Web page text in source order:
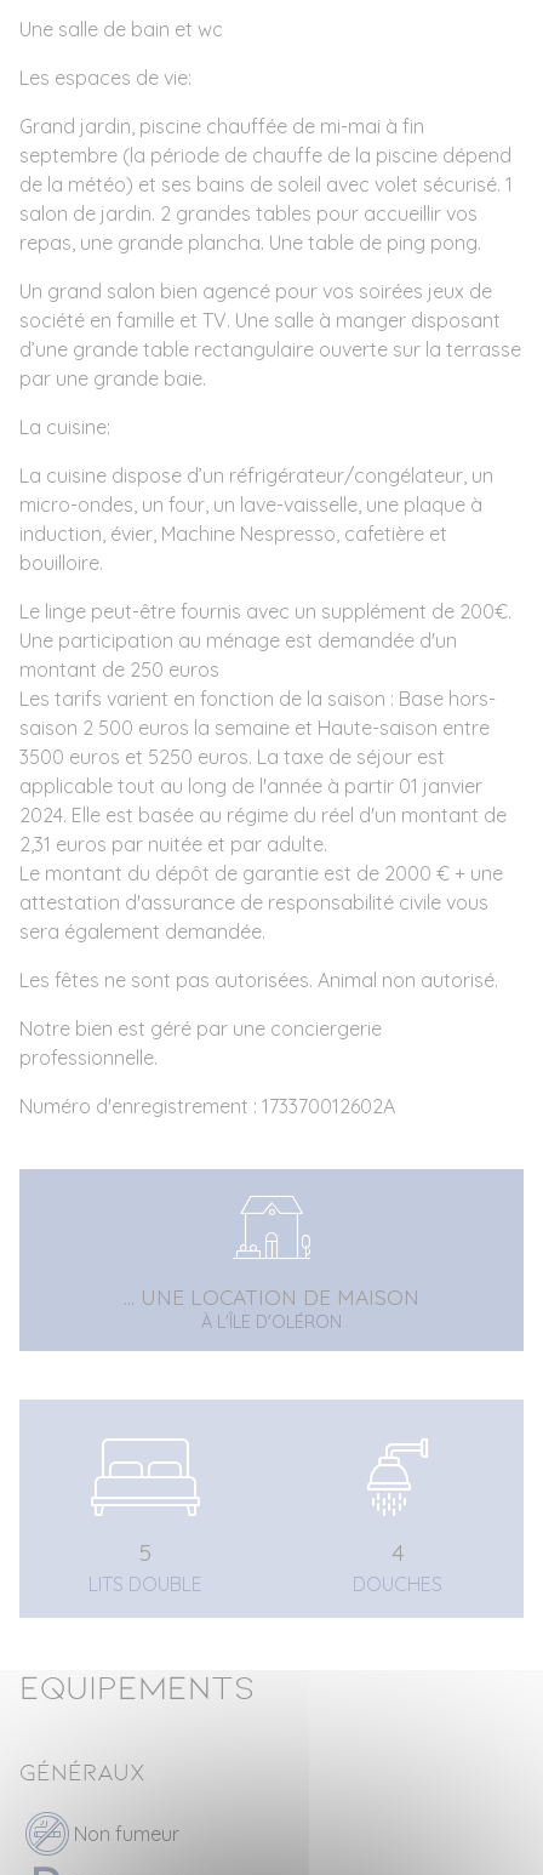
Une salle de bain et wc
Les espaces de vie:
Grand jardin, piscine chauffée de mi-mai à fin
septembre (la période de chauffe de la piscine dépend
de la météo) et ses bains de soleil avec volet sécurisé. 1
salon de jardin. 2 grandes tables pour accueillir vos
repas, une grande plancha. Une table de ping pong.
Un grand salon bien agencé pour vos soirées jeux de
société en famille et TV. Une salle à manger disposant
d’une grande table rectangulaire ouverte sur la terrasse
par une grande baie.
La cuisine:
La cuisine dispose d’un réfrigérateur/congélateur, un
micro-ondes, un four, un lave-vaisselle, une plaque à
induction, évier, Machine Nespresso, cafetière et
bouilloire.
Le linge peut-être fournis avec un supplément de 200€.
Une participation au ménage est demandée d'un
montant de 250 euros
Les tarifs varient en fonction de la saison : Base hors-
saison 2 500 euros la semaine et Haute-saison entre
3500 euros et 5250 euros. La taxe de séjour est
applicable tout au long de l'année à partir 01 janvier
2024. Elle est basée au régime du réel d'un montant de
2,31 euros par nuitée et par adulte.
Le montant du dépôt de garantie est de 2000 € + une
attestation d'assurance de responsabilité civile vous
sera également demandée.
Les fêtes ne sont pas autorisées. Animal non autorisé.
Notre bien est géré par une conciergerie
professionnelle.
Numéro d'enregistrement : 173370012602A
... UNE LOCATION DE MAISON
À L'ÎLE D'OLÉRON
5
LITS DOUBLE
4
DOUCHES
Equipements
Généraux
Non fumeur